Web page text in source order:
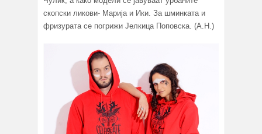
скопски ликови- Марија и Ики. За шминката и
фризурата се погрижи Јелкица Поповска. (А.Н.)